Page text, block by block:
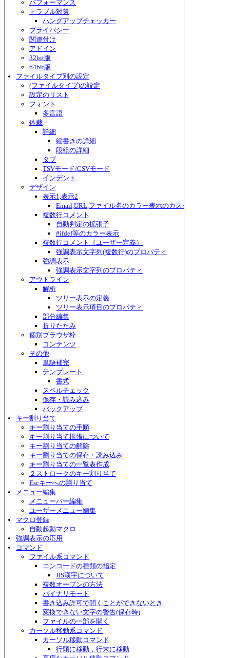
パフォーマンス
トラブル対策
ハングアップチェッカー
プライバシー
関連付け
アドイン
32bit版
64bit版
ファイルタイプ別の設定
(ファイルタイプ)の設定
設定のリスト
フォント
多言語
体裁
詳細
縦書きの詳細
段組の詳細
タブ
TSVモード/CSVモード
インデント
デザイン
表示1,表示2
Email,URL,ファイル名のカラー表示のカスタマイズ
複数行コメント
自動判定の拡張子
#ifdef等のカラー表示
複数行コメント（ユーザー定義）
強調表示文字列(複数行)のプロパティ
強調表示
強調表示文字列のプロパティ
アウトライン
解析
ツリー表示の定義
ツリー表示項目のプロパティ
部分編集
折りたたみ
個別ブラウザ枠
コンテンツ
その他
単語補完
テンプレート
書式
スペルチェック
保存・読み込み
バックアップ
キー割り当て
キー割り当ての手順
キー割り当て拡張について
キー割り当ての解除
キー割り当ての保存・読み込み
キー割り当ての一覧表作成
２ストロークのキー割り当て
Escキーへの割り当て
メニュー編集
メニューバー編集
ユーザーメニュー編集
マクロ登録
自動起動マクロ
強調表示の応用
コマンド
ファイル系コマンド
エンコードの種類の指定
JIS漢字について
複数オープンの方法
バイナリモード
書き込み許可で開くことができないとき
変換できない文字の警告(保存時)
ファイルの一部を開く
カーソル移動系コマンド
カーソル移動コマンド
行頭に移動，行末に移動